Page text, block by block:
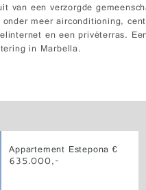
van een verzorgde
meer airconditioning,
en een privéterras.
in Marbella.
Appartement Estepona €
635.000,-